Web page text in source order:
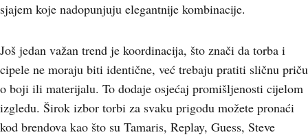
sjajem koje nadopunjuju elegantnije kombinacije.
Još jedan važan trend je koordinacija, što znači da torba i
cipele ne moraju biti identične, već trebaju pratiti sličnu priču
o boji ili materijalu. To dodaje osjećaj promišljenosti cijelom
izgledu. Širok izbor torbi za svaku prigodu možete pronaći
kod brendova kao što su Tamaris, Replay, Guess, Steve